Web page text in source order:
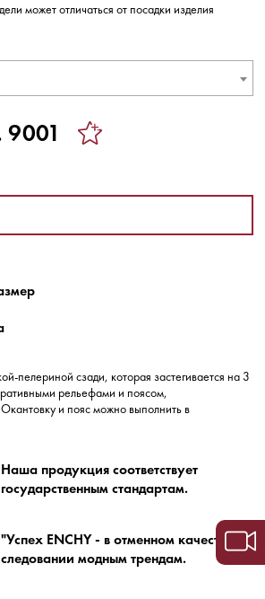
может отличаться от посадки изделия
9001
пелериной сзади, которая застегивается на 3
рельефами и поясом,
и пояс можно выполнить в
Наша продукция соответствует
государственным стандартам.
"Успех ENCHY - в отменном качестве и
следовании модным трендам.